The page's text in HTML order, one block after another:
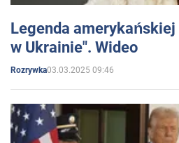
Legenda
w Ukrainie". Wideo
Rozrywka03.03.2025 09:46